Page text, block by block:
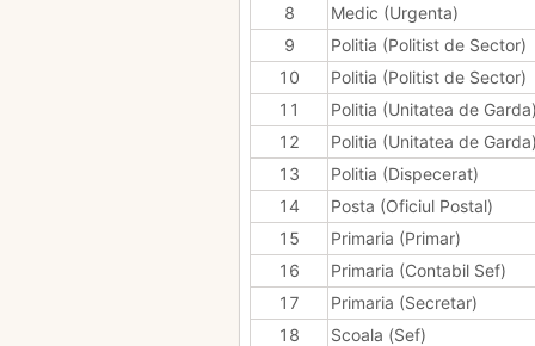
8
Medic (Urgenta)
9
Politia (Politist de Sector)
10
Politia (Politist de Sector)
11
Politia (Unitatea de
12
Politia (Unitatea de
13
Politia (Dispecerat)
14
Posta (Oficiul Postal)
15
Primaria (Primar)
16
Primaria (Contabil Sef)
17
Primaria (Secretar)
18
Scoala (Sef)